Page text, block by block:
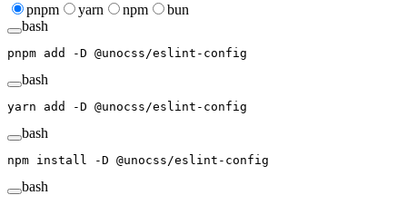
pnpm yarn npm
bun
bash
pnpm add -D @unocss/eslint-config
bash
yarn add -D @unocss/eslint-config
bash
npm install -D @unocss/eslint-config
bash